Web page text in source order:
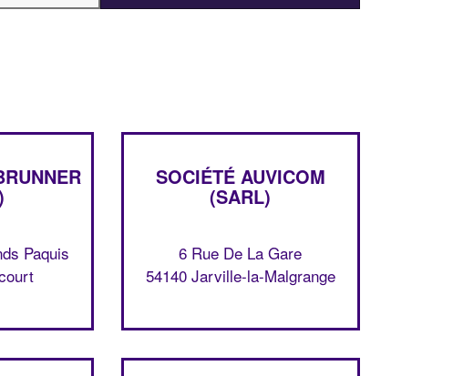
Paquis
SOCIÉTÉ AUVICOM
(SARL)
6 Rue De La Gare
54140 Jarville-la-Malgrange
✕